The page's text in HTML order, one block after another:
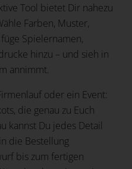
Tool bietet Dir nahezu
Farben, Muster,
Spielernamen,
hinzu – und sieh in
annimmt.
oder ein Event:
die genau zu Euch
kannst Du jedes Detail
die Bestellung
bis zum fertigen